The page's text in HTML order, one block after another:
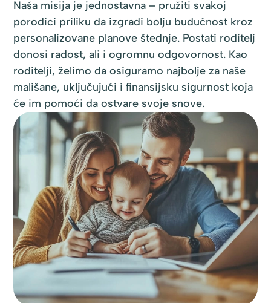
Naša misija je jednostavna – pružiti svakoj
porodici priliku da izgradi bolju budućnost kroz
personalizovane planove štednje. Postati roditelj
donosi radost, ali i ogromnu odgovornost. Kao
roditelji, želimo da osiguramo najbolje za naše
mališane, uključujući i finansijsku sigurnost koja
će im pomoći da ostvare svoje snove.